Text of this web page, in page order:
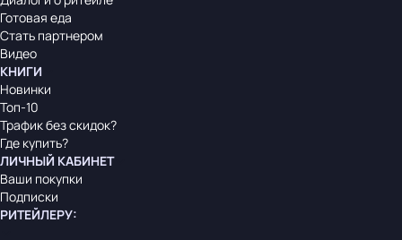
Готовая еда
Стать партнером
Видео
КНИГИ
Новинки
Топ-10
Трафик без скидок?
Где купить?
ЛИЧНЫЙ КАБИНЕТ
Ваши покупки
Подписки
РИТЕЙЛЕРУ: